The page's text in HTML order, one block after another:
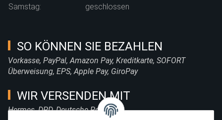
Samstag:
geschlossen
SO KÖNNEN SIE BEZAHLEN
Vorkasse, PayPal, Amazon Pay, Kreditkarte, SOFORT
Überweisung, EPS, Apple Pay, GiroPay
WIR VERSENDEN MIT
Hermes, DPD, Deutsche Post, DHL